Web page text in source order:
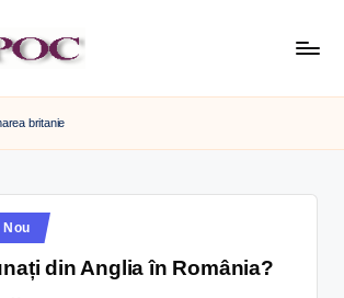
britanie
Nou
din Anglia în România?